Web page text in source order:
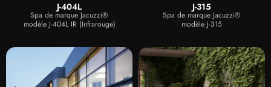
J-404L
Spa de marque Jacuzzi®
modèle J-404L IR (Infrarouge)
J-315
Spa de marque Jacuzzi®
modèle J-315